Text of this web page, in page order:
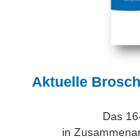
Aktuelle
Das
in